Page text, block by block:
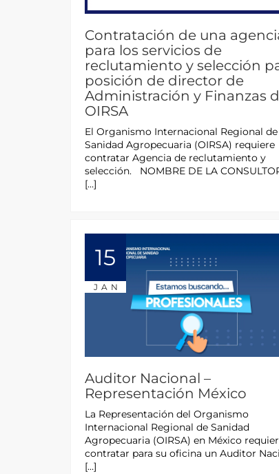
Contratación de una
para los servicios de
reclutamiento y selección
posición de director de
Administración y Finanzas
OIRSA
El Organismo Internacional Regional de
Sanidad Agropecuaria (OIRSA) requiere
contratar Agencia de reclutamiento y
selección. NOMBRE DE LA
[…]
15
JAN
Auditor Nacional –
Representación México
La Representación del Organismo
Internacional Regional de Sanidad
Agropecuaria (OIRSA) en México
contratar para su oficina un Auditor
[…]